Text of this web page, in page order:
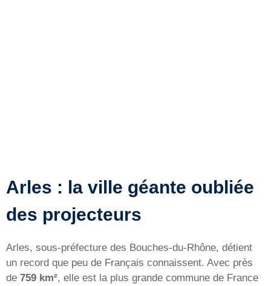
Arles : la ville géante oubliée
des projecteurs
Arles, sous-préfecture des Bouches-du-Rhône, détient
un record que peu de Français connaissent. Avec près
de 759 km², elle est la plus grande commune de France